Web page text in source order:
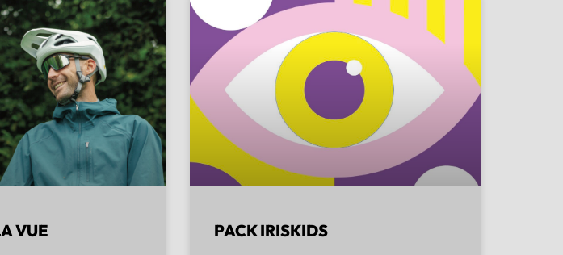
VUE PACK IRISKIDS